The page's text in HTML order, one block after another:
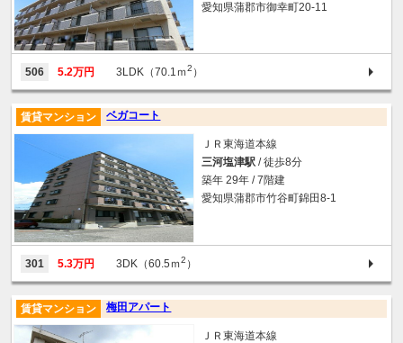
愛知県蒲郡市御幸町20-11
506 5.2万円 3LDK（70.1ｍ2 ）
ベガコート
賃貸マンション
ＪＲ東海道本線
三河塩津駅 / 徒歩8分
築年 29年 / 7階建
愛知県蒲郡市竹谷町錦田8-1
301 5.3万円 3DK（60.5ｍ2 ）
梅田アパート
賃貸マンション
ＪＲ東海道本線